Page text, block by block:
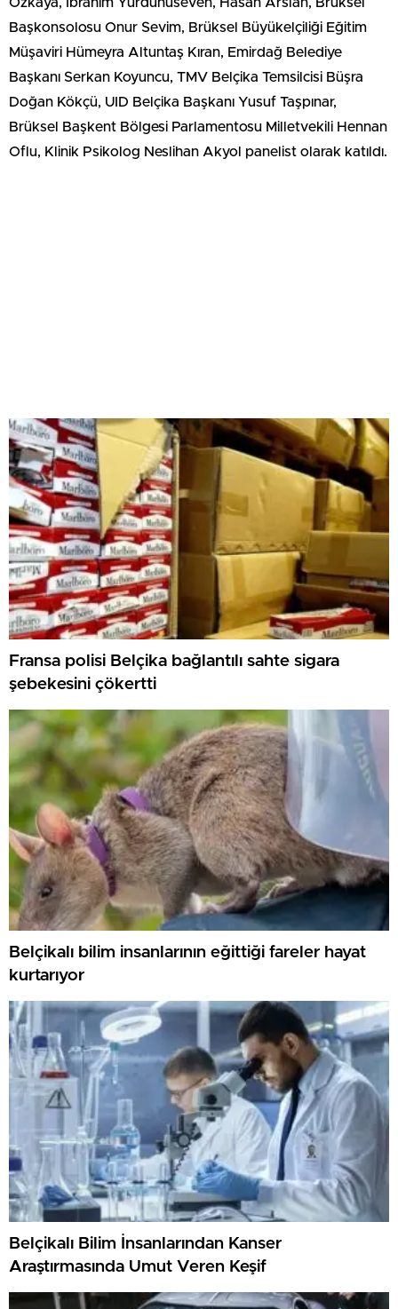
Başkonsolosu Onur Sevim, Brüksel Büyükelçiliği Eğitim
Müşaviri Hümeyra Altuntaş Kıran, Emirdağ Belediye
Başkanı Serkan Koyuncu, TMV Belçika Temsilcisi Büşra
Doğan Kökçü, UID Belçika Başkanı Yusuf Taşpınar,
Brüksel Başkent Bölgesi Parlamentosu Milletvekili Hennan
Oflu, Klinik Psikolog Neslihan Akyol panelist olarak katıldı.
Fransa polisi Belçika bağlantılı sahte sigara
şebekesini çökertti
Belçikalı bilim insanlarının eğittiği fareler hayat
kurtarıyor
Belçikalı Bilim İnsanlarından Kanser
Araştırmasında Umut Veren Keşif